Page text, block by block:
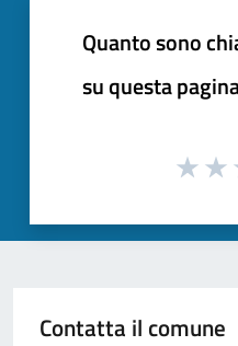
Quanto sono
su questa
Contatta il comune